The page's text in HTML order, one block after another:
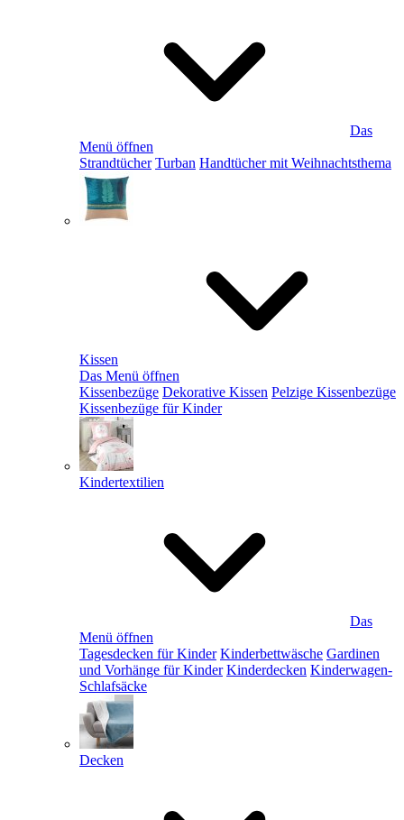
Das
Menü öffnen
Strandtücher Turban Handtücher mit Weihnachtsthema
Kissen
Das Menü öffnen
Kissenbezüge Dekorative Kissen Pelzige Kissenbezüge
Kissenbezüge für Kinder
Kindertextilien
Das
Menü öffnen
Tagesdecken für Kinder Kinderbettwäsche Gardinen
und Vorhänge für Kinder Kinderdecken Kinderwagen-
Schlafsäcke
Decken